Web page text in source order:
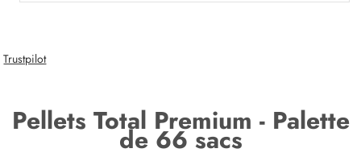
Trustpilot
Pellets Total Premium - Palette
de 66 sacs